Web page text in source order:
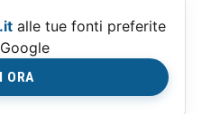
alle tue fonti preferite
ORA